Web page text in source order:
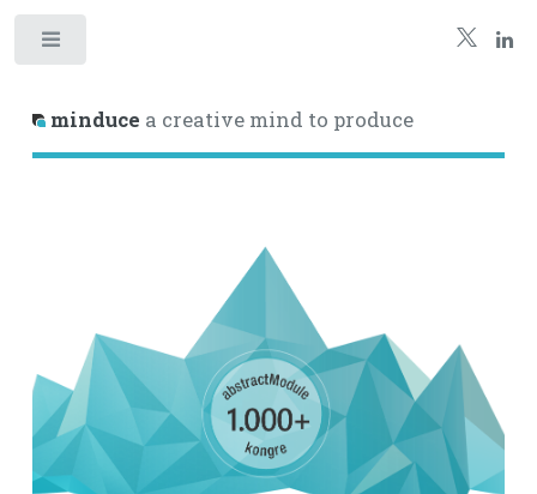
minduce a creative mind to produce